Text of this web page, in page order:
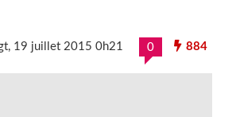
, 19 juillet 2015 0h21 0 884